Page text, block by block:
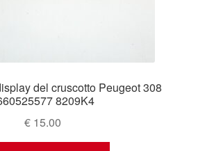
del cruscotto Peugeot 308
8209K4
€15.00